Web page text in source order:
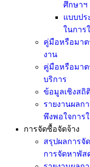
ศึกษาฯ
แบบปร
ในการ
คู่มือหรือมา
งาน
คู่มือหรือมาต
บริการ
ข้อมูลเชิงสถิ
รายงานผลก
พึงพอใจการ
การจัดซื้อจัดจ้าง
สรุปผลการจั
การจัดหาพัส